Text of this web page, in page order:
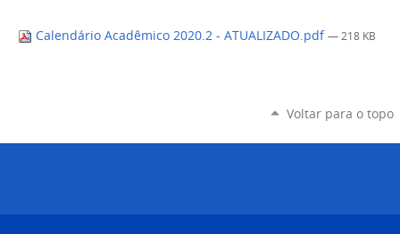
Calendário Acadêmico 2020.2 - ATUALIZADO.pdf — 218 KB
Voltar para o topo